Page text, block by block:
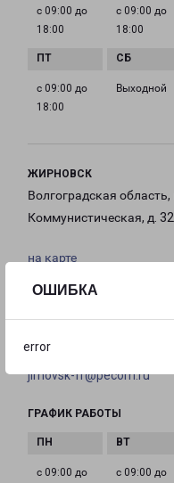
ОШИБКА
error
с 09:00 до
18:00
с 09:00 до
18:00
с 09:00 до
18:00
Выходной
ЖИРНОВСК
Волгоградская
Коммунистическая, д. 32
на карте
ТЕЛЕФОН
8 (844) 545-73-70
EMAIL
jirnovsk-fr@pecom.ru
ГРАФИК РАБОТЫ
с 09:00 до
с 09:00 до